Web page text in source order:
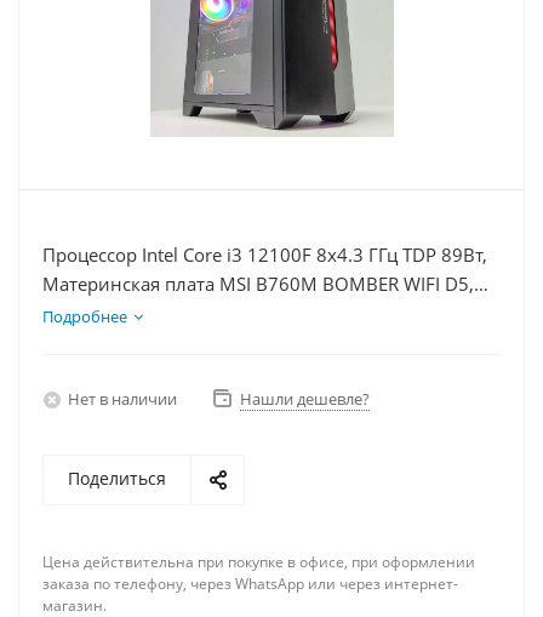
Процессор Intel Core i3 12100F 8x4.3 ГГц TDP 89Вт,
Материнская плата MSI B760M BOMBER WIFI D5,
Видеокарта RTX 5060Ti 8Гб, Память DDR5 16Gb,
Подробнее
Нет в наличии Нашли дешевле?
Поделиться
Цена действительна при покупке в офисе, при оформлении
заказа по телефону, через WhatsApp или через интернет-
магазин.